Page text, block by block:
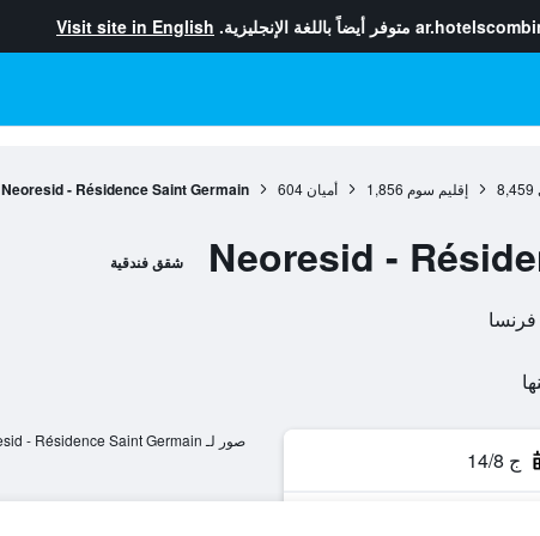
متوفر أيضاً باللغة الإنجليزية. Visit site in English
8,459 إقليم سوم 1,856 أميان 604
Neoresid - Résidence Saint Germain
Neoresid - شقق فندقية
ج 14/8
صور لـ Neoresid - Résidence Saint Germain